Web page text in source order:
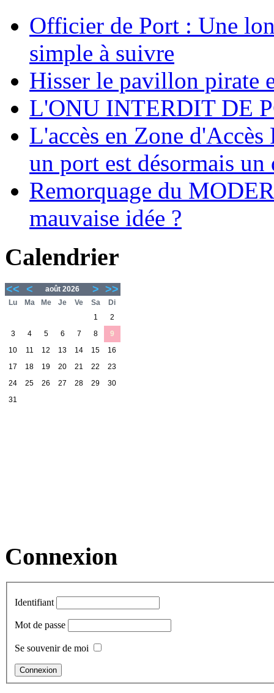
Officier de Port : Une
simple à suivre
Hisser le pavillon pirate
L'ONU INTERDIT DE
L'accès en Zone
un port est désormais un
Remorquage du
mauvaise idée ?
Calendrier
<< < août 2026 > >>
Lu Ma Me Je Ve Sa
Di
1
2
3
4 5 6 7 8
9
10
11 12 13 14 15
16
17
18 19 20 21 22
23
24
25 26 27 28 29
30
31
Connexion
Identifiant
Mot de passe
Se souvenir de moi